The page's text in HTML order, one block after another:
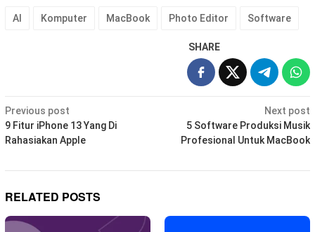
AI Komputer MacBook Photo Editor Software
SHARE
Post
navigation
Previous post
9 Fitur iPhone 13 Yang Di
Rahasiakan Apple
Next post
5 Software Produksi Musik
Profesional Untuk MacBook
RELATED POSTS